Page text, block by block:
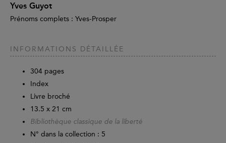
Yves Guyot
Prénoms complets : Yves-Prosper
INFORMATIONS DÉTAILLÉE
304 pages
Index
Livre broché
13.5 x 21 cm
Bibliothèque classique de la liberté
N° dans la collection : 5